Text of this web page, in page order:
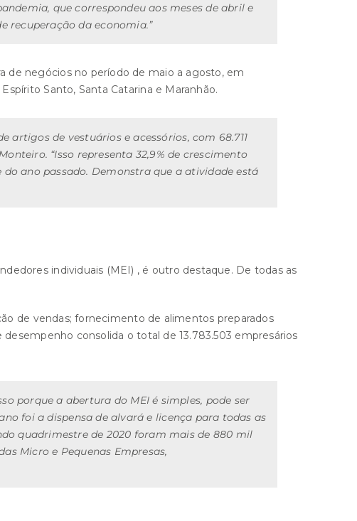
que correspondeu aos meses de abril e
recuperação da economia.”
de negócios no período de maio a agosto, em
Santo, Santa Catarina e Maranhão.
de vestuários e acessórios, com 68.711
“Isso representa 32,9% de crescimento
ano passado. Demonstra que a atividade está
individuais (MEI) , é outro destaque. De todas as
de vendas; fornecimento de alimentos preparados
consolida o total de 13.783.503 empresários
porque a abertura do MEI é simples, pode ser
foi a dispensa de alvará e licença para todas as
quadrimestre de 2020 foram mais de 880 mil
Micro e Pequenas Empresas,